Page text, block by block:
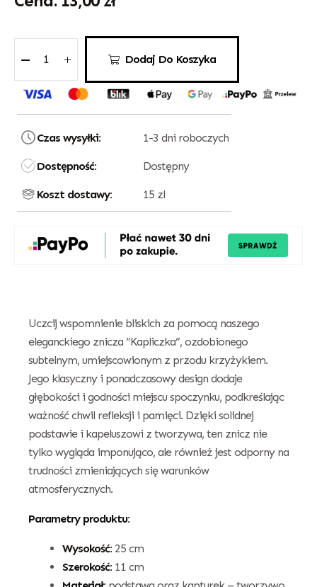
Dodaj Do Koszyka
Czas wysyłki: 1-3 dni roboczych
Dostępność: Dostępny
Koszt dostawy: 15 zl
Uczcij wspomnienie bliskich za pomocą naszego
eleganckiego znicza “Kapliczka”, ozdobionego
subtelnym, umiejscowionym z przodu krzyżykiem.
Jego klasyczny i ponadczasowy design dodaje
głębokości i godności miejscu spoczynku, podkreślając
ważność chwil refleksji i pamięci. Dzięki solidnej
podstawie i kapeluszowi z tworzywa, ten znicz nie
tylko wygląda imponująco, ale również jest odporny na
trudności zmieniających się warunków
atmosferycznych.
Parametry produktu:
Wysokość: 25 cm
Szerokość: 11 cm